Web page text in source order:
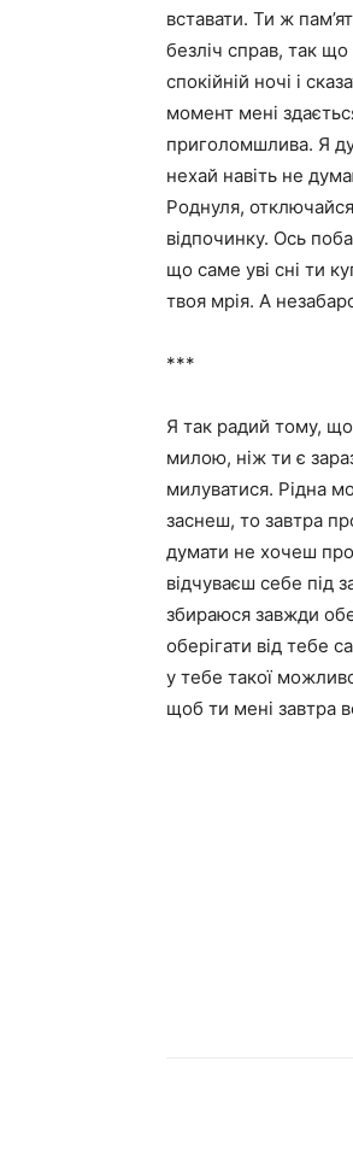
вставати. Ти ж
безліч справ, так
спокійній ночі і
момент мені
приголомшлива. Я
нехай навіть не
Роднуля,
відпочинку. Ось
що саме уві сні ти
твоя мрія. А
***
Я так радий тому,
милою, ніж ти є
милуватися. Рідна
заснеш, то завтра
думати не хочеш
відчуваєш себе під
збираюся завжди
оберігати від тебе
у тебе такої
щоб ти мені завтра